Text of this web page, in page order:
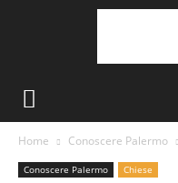
Home Conoscere Palermo
Conoscere Palermo Chiese